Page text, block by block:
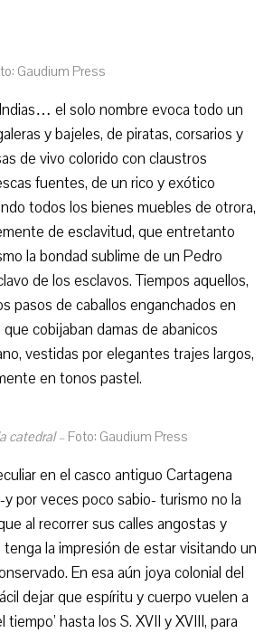
Gaudium Press
el solo nombre evoca todo un
y bajeles, de piratas, corsarios y
de vivo colorido con claustros
fuentes, de un rico y exótico
todos los bienes muebles de otrora,
de esclavitud, que entretanto
la bondad sublime de un Pedro
de los esclavos. Tiempos aquellos,
pasos de caballos enganchados en
cobijaban damas de abanicos
vestidas por elegantes trajes largos,
en tonos pastel.
catedral – Foto: Gaudium Press
en el casco antiguo Cartagena
por veces poco sabio- turismo no la
al recorrer sus calles angostas y
la impresión de estar visitando un
En esa aún joya colonial del
dejar que espíritu y cuerpo vuelen a
tiempo’ hasta los S. XVII y XVIII, para